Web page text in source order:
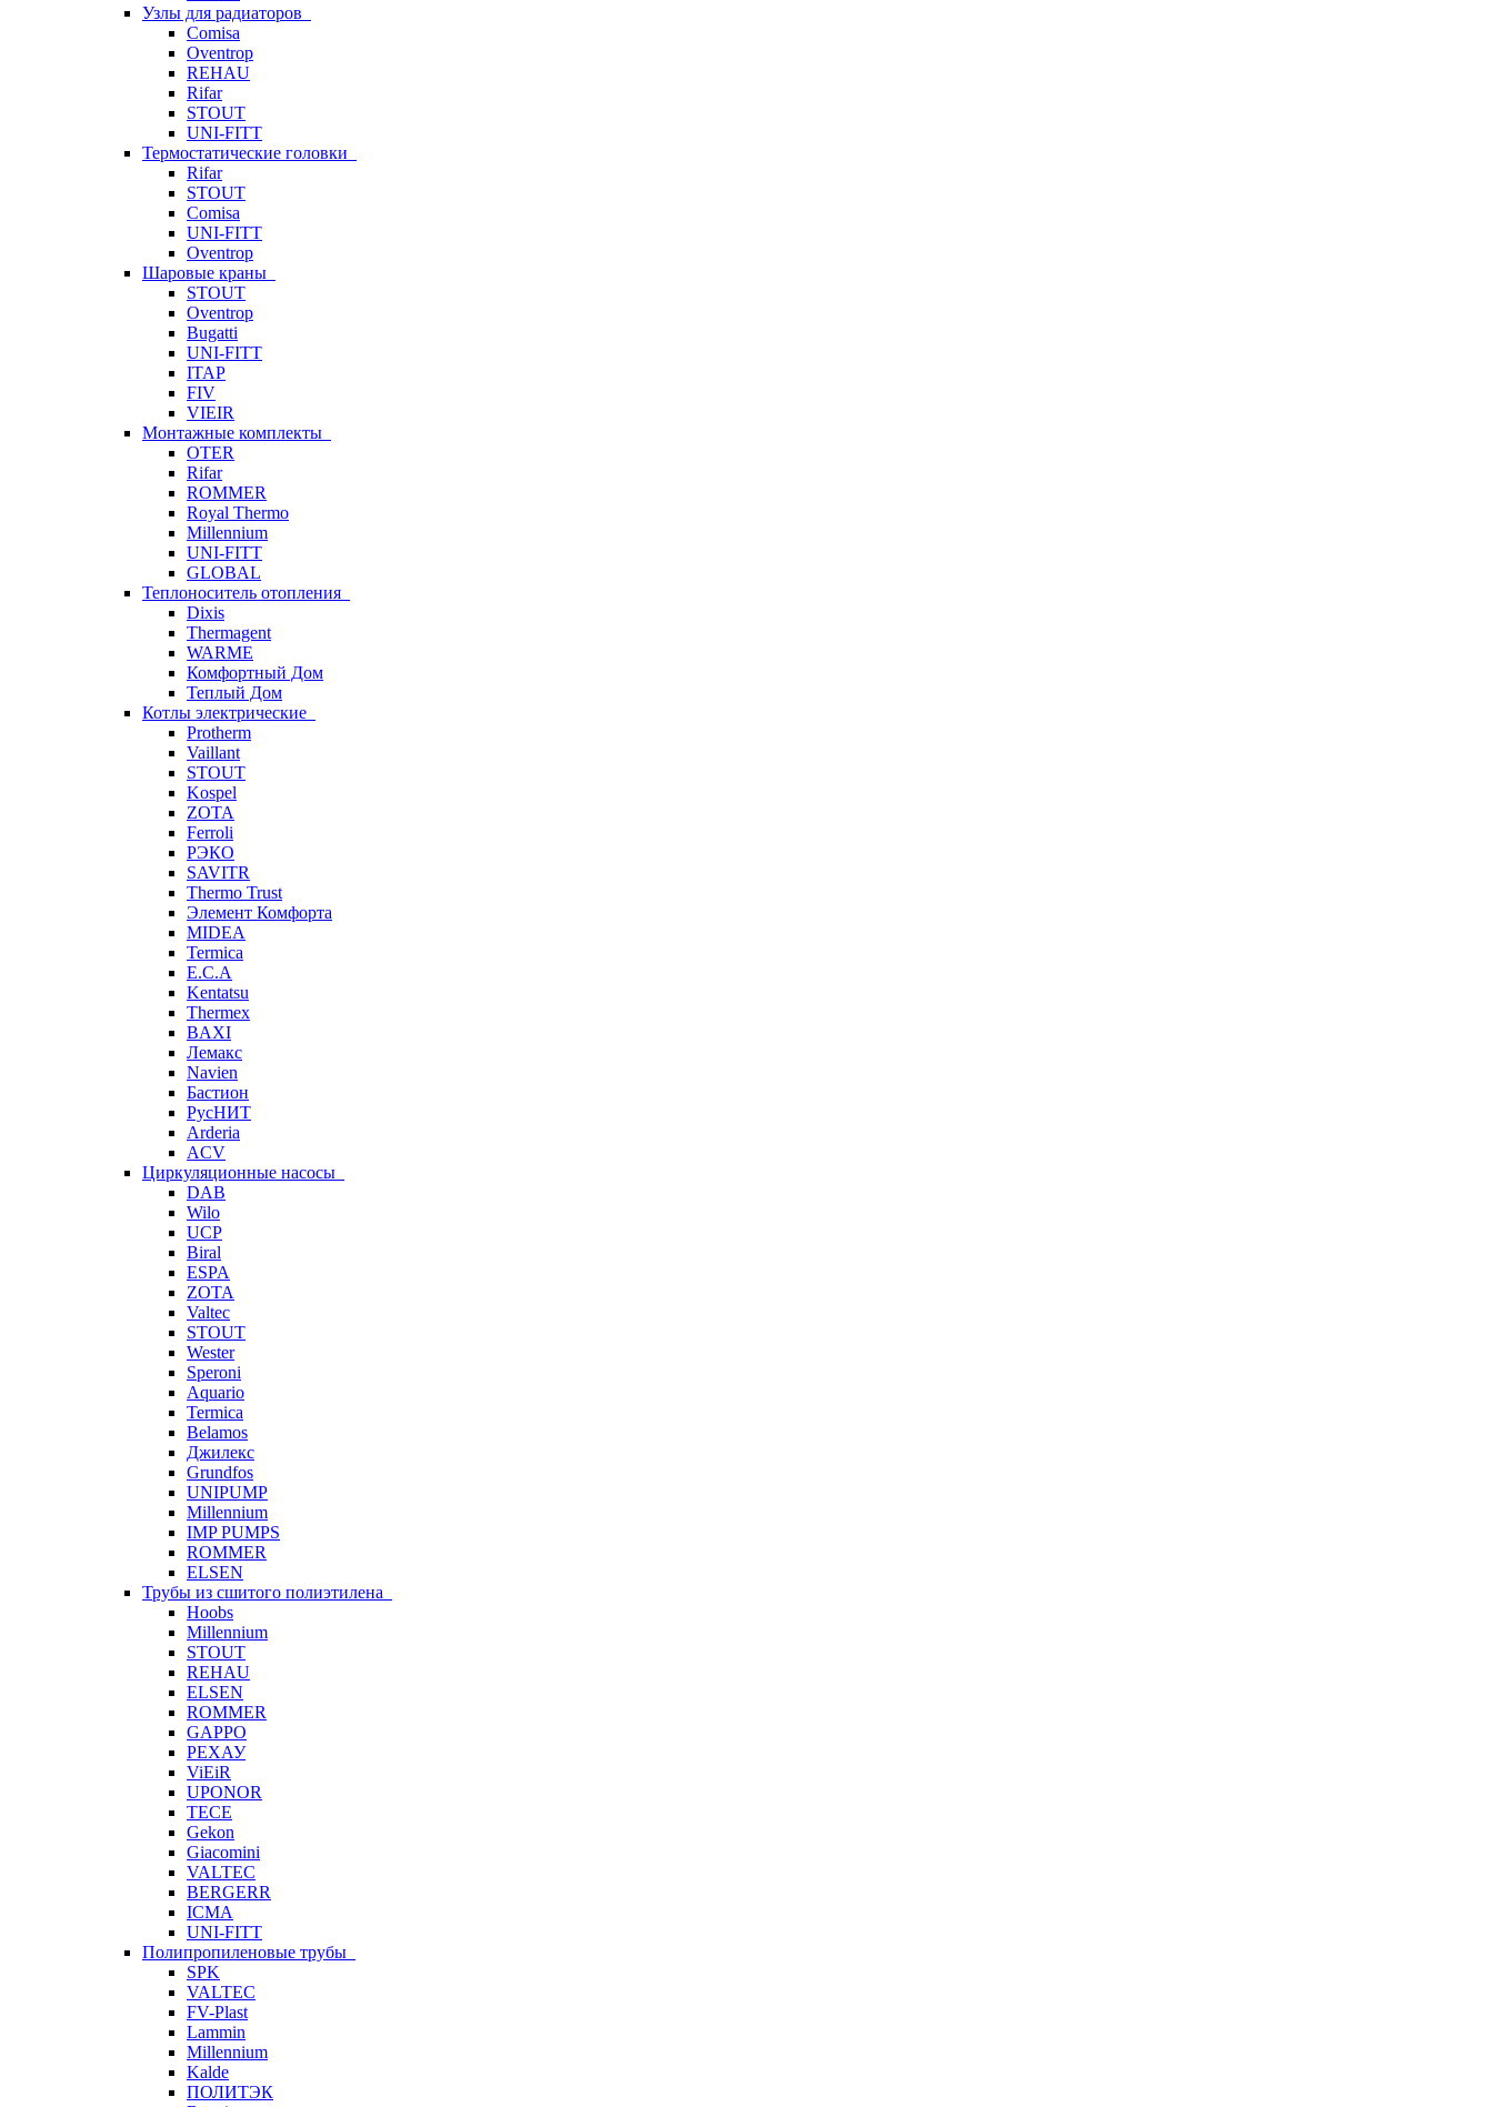
Узлы для радиаторов
Comisa
Oventrop
REHAU
Rifar
STOUT
UNI-FITT
Термостатические головки
Rifar
STOUT
Comisa
UNI-FITT
Oventrop
Шаровые краны
STOUT
Oventrop
Bugatti
UNI-FITT
ITAP
FIV
VIEIR
Монтажные комплекты
OTER
Rifar
ROMMER
Royal Thermo
Millennium
UNI-FITT
GLOBAL
Теплоноситель отопления
Dixis
Thermagent
WARME
Комфортный Дом
Теплый Дом
Котлы электрические
Protherm
Vaillant
STOUT
Kospel
ZOTA
Ferroli
РЭКО
SAVITR
Thermo Trust
Элемент Комфорта
MIDEA
Termica
E.C.A
Kentatsu
Thermex
BAXI
Лемакс
Navien
Бастион
РусНИТ
Arderia
ACV
Циркуляционные насосы
DAB
Wilo
UCP
Biral
ESPA
ZOTA
Valtec
STOUT
Wester
Speroni
Aquario
Termica
Belamos
Джилекс
Grundfos
UNIPUMP
Millennium
IMP PUMPS
ROMMER
ELSEN
Трубы из сшитого полиэтилена
Hoobs
Millennium
STOUT
REHAU
ELSEN
ROMMER
GAPPO
РЕХАУ
ViEiR
UPONOR
TECE
Gekon
Giacomini
VALTEC
BERGERR
ICMA
UNI-FITT
Полипропиленовые трубы
SPK
VALTEC
FV-Plast
Lammin
Millennium
Kalde
ПОЛИТЭК